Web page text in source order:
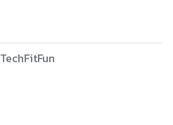
TechFitFun